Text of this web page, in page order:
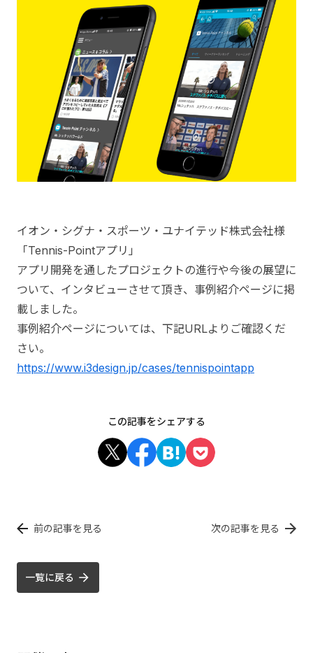
イオン・シグナ・スポーツ・ユナイテッド株式会社様
「Tennis-Pointアプリ」
アプリ開発を通したプロジェクトの進行や今後の展望に
ついて、インタビューさせて頂き、事例紹介ページに掲
載しました。
事例紹介ページについては、下記URLよりご確認くだ
さい。
https://www.i3design.jp/cases/tennispointapp
この記事をシェアする
前の記事を見る 次の記事を見る
一覧に戻る